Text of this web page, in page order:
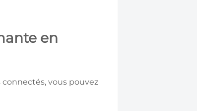
en
connectés, vous pouvez